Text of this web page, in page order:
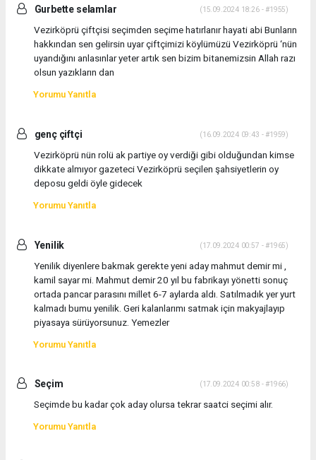
Gurbette selamlar (15.09.2024 18:26 - #1955)
Vezirköprü çiftçisi seçimden seçime hatırlanır hayati abi Bunların
hakkından sen gelirsin uyar çiftçimizi köylümüzü Vezirköprü ‘nün
uyandığını anlasınlar yeter artık sen bizim bitanemizsin Allah razı
olsun yazıkların dan
Yorumu Yanıtla
genç çiftçi (16.09.2024 09:43 - #1959)
Vezirköprü nün rolü ak partiye oy verdiği gibi olduğundan kimse
dikkate almıyor gazeteci Vezirköprü seçilen şahsiyetlerin oy
deposu geldi öyle gidecek
Yorumu Yanıtla
Yenilik (17.09.2024 00:57 - #1965)
Yenilik diyenlere bakmak gerekte yeni aday mahmut demir mi ,
kamil sayar mi. Mahmut demir 20 yıl bu fabrikayı yönetti sonuç
ortada pancar parasını millet 6-7 aylarda aldı. Satılmadık yer yurt
kalmadı bumu yenilik. Geri kalanlarımı satmak için makyajlayıp
piyasaya sürüyorsunuz. Yemezler
Yorumu Yanıtla
Seçim (17.09.2024 00:58 - #1966)
Seçimde bu kadar çok aday olursa tekrar saatci seçimi alır.
Yorumu Yanıtla